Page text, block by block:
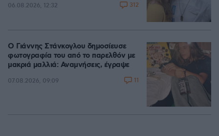
06.08.2026, 12:32 312
Ο Γιάννης Στάνκογλου δημοσίευσε
φωτογραφία του από το παρελθόν με
μακριά μαλλιά: Αναμνήσεις, έγραψε
07.08.2026, 09:09 11